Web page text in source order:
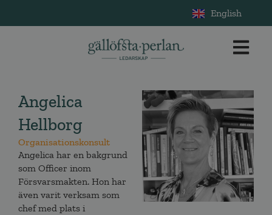
English
Angelica
Hellborg
Organisationskonsult
Angelica har en bakgrund
som Officer inom
Försvarsmakten. Hon har
även varit verksam som
chef med plats i